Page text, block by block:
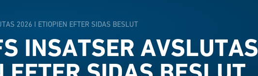
2026 I ETIOPIEN EFTER SIDAS BESLUT
INSATSER AVSLUTAS